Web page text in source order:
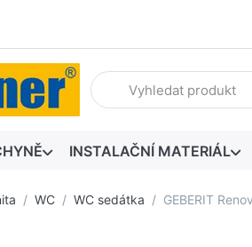
Zadejte hledaný výraz.
INSTALAČNÍ MATERIÁL
WC WC sedátka GEBERIT